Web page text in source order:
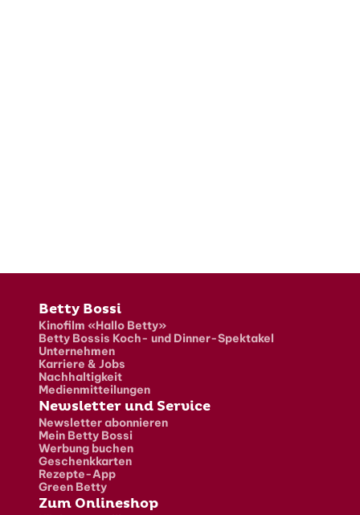
Fusszeile
Betty Bossi
Kinofilm «Hallo Betty»
Betty Bossis Koch- und Dinner-Spektakel
Unternehmen
Karriere & Jobs
Nachhaltigkeit
Medienmitteilungen
Newsletter und Service
Newsletter abonnieren
Mein Betty Bossi
Werbung buchen
Geschenkkarten
Rezepte-App
Green Betty
Zum Onlineshop